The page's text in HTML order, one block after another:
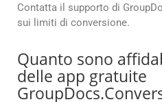
Contatta il supporto di
sui limiti di conversione.
Quanto sono
delle app gratuite